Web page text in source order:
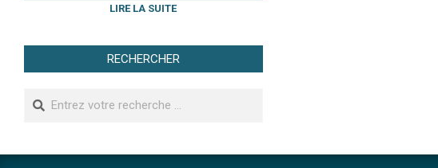
LIRE LA SUITE
RECHERCHER